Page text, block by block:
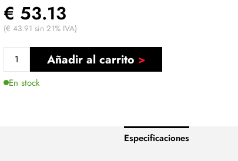
€ 53.13
(€ 43.91 sin 21% IVA)
Añadir al carrito
En stock
Especificaciones